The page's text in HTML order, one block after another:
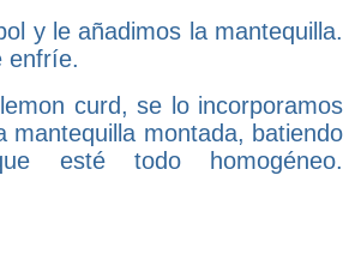
y le añadimos la mantequilla.
enfríe.
curd, se lo incorporamos
mantequilla montada, batiendo
esté todo homogéneo.